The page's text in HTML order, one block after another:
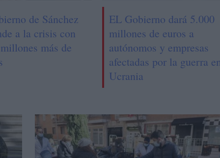
de Sánchez
a la crisis con
más de
EL Gobierno dará 5.000
millones de euros a
autónomos y empresas
afectadas por la guerra
Ucrania